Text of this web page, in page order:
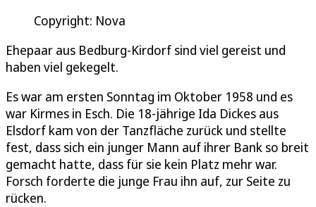
Copyright: Nova
Ehepaar aus Bedburg-Kirdorf sind viel gereist und
haben viel gekegelt.
Es war am ersten Sonntag im Oktober 1958 und es
war Kirmes in Esch. Die 18-jährige Ida Dickes aus
Elsdorf kam von der Tanzfläche zurück und stellte
fest, dass sich ein junger Mann auf ihrer Bank so breit
gemacht hatte, dass für sie kein Platz mehr war.
Forsch forderte die junge Frau ihn auf, zur Seite zu
rücken.